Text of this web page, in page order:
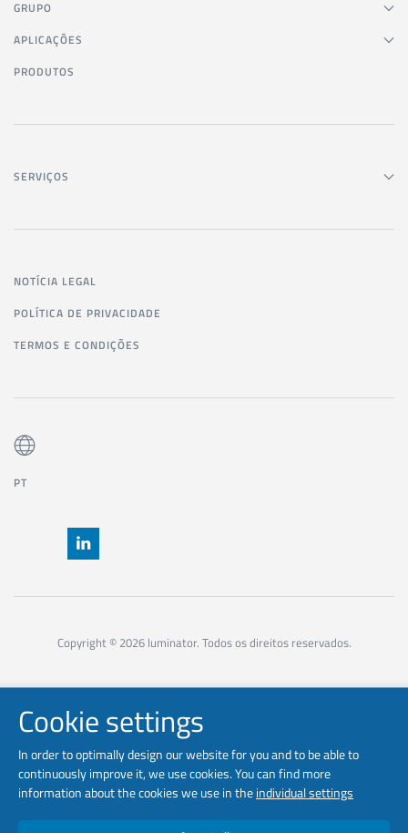
GRUPO
APLICAÇÕES
PRODUTOS
SERVIÇOS
NOTÍCIA LEGAL
POLÍTICA DE PRIVACIDADE
TERMOS E CONDIÇÕES
PT
Copyright © 2026 luminator. Todos os direitos reservados.
Cookie settings
In order to optimally design our website for you and to be able to
continuously improve it, we use cookies. You can find more
information about the cookies we use in theindividual settings